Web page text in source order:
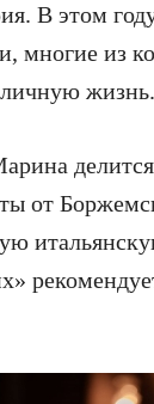
В этом
многие из
жизнь.
от